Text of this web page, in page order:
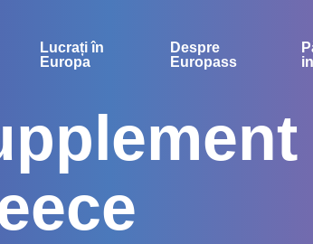
Lucrați în
Europa
Despre
Europass